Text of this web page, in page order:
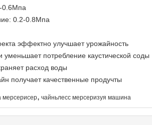
0.6Мпа
0.2-0.8Мпа
эффектно улучшает урожайность
уменьшает потребление каустической соды
расход воды
получает качественные продучты
, чайньлесс мерсеризуя машина